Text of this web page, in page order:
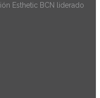
Esthetic BCN liderado